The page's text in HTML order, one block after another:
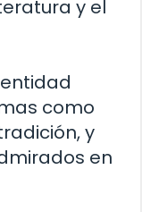
y el
como
y
en